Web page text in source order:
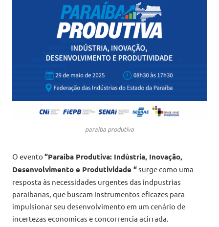
paraiba produtiva
O evento “Paraíba Produtiva: Indústria, Inovação,
Desenvolvimento e Produtividade “surge como uma
resposta às necessidades urgentes das indpustrias
paraibanas, que buscam instrumentos eficazes para
impulsionar seu desenvolvimento em um cenário de
incertezas economicas e concorrencia acirrada.